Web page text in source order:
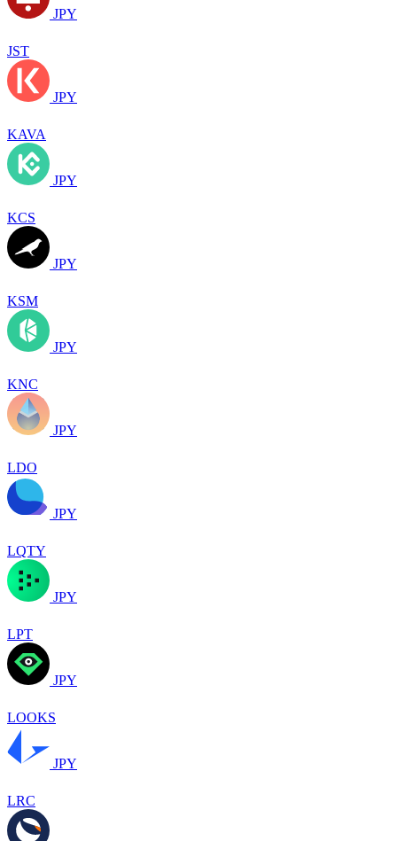
JPY
JST
JPY
KAVA
JPY
KCS
JPY
KSM
JPY
KNC
JPY
LDO
JPY
LQTY
JPY
LPT
JPY
LOOKS
JPY
LRC